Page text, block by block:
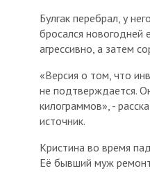
Булгак перебрал, у
бросался новогодней
агрессивно, а затем
«Версия о том, что
не подтверждается.
килограммов», -
источник.
Кристина во время
Её бывший муж